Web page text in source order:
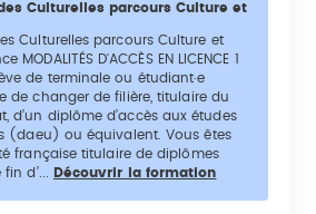
Culturelles parcours Culture et
Culturelles parcours Culture et
MODALITÉS D'ACCÈS EN LICENCE 1
de terminale ou étudiant·e
de changer de filière, titulaire du
d’un diplôme d’accès aux études
(daeu) ou équivalent. Vous êtes
française titulaire de diplômes
d’...
Découvrir la formation